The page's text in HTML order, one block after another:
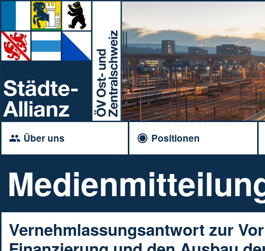
Über uns Positionen
Vernehmlassungsantwort zur